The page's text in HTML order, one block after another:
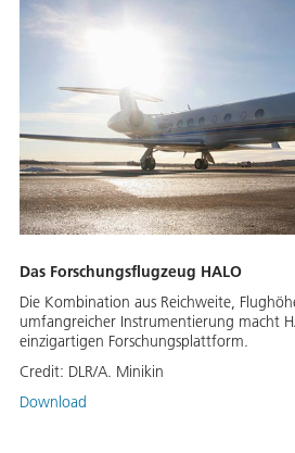
Das Forschungsflugzeug HALO
Die Kombination aus Reichweite,
umfangreicher Instrumentierung macht
einzigartigen Forschungsplattform.
Credit: DLR/A. Minikin
Download